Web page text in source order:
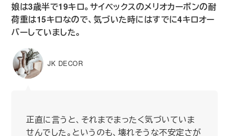
娘は3歳半で19キロ。サイベックスのメリオカーボンの耐
荷重は15キロなので、気づいた時にはすでに4キロオー
バーしていました。
JK DECOR
正直に言うと、それまでまったく気づいていま
せんでした。というのも、壊れそうな不安定さが